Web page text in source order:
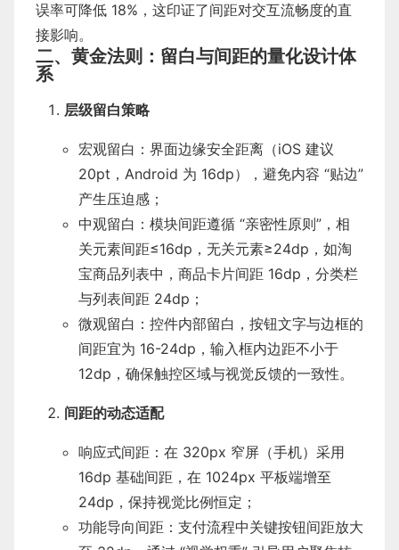
误率可降低 18%，这印证了间距对交互流畅度的直
接影响。
二、黄金法则：留白与间距的量化设计体
系
层级留白策略
宏观留白：界面边缘安全距离（iOS 建议
20pt，Android 为 16dp），避免内容 “贴边”
产生压迫感；
中观留白：模块间距遵循 “亲密性原则”，相
关元素间距≤16dp，无关元素≥24dp，如淘
宝商品列表中，商品卡片间距 16dp，分类栏
与列表间距 24dp；
微观留白：控件内部留白，按钮文字与边框的
间距宜为 16-24dp，输入框内边距不小于
12dp，确保触控区域与视觉反馈的一致性。
间距的动态适配
响应式间距：在 320px 窄屏（手机）采用
16dp 基础间距，在 1024px 平板端增至
24dp，保持视觉比例恒定；
功能导向间距：支付流程中关键按钮间距放大